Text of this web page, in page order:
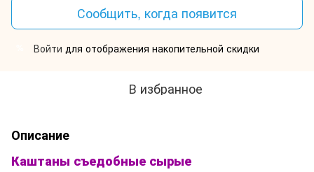
Сообщить, когда появится
Войти для отображения накопительной скидки
В избранное
Описание
Каштаны съедобные сырые